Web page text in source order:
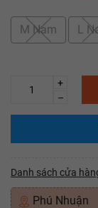
M Nam L
+
–
Danh sách cửa
Phú Nhuận